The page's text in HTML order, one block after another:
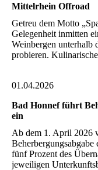
Mittelrhein Offroad
Getreu dem Motto
Gelegenheit inmitten
Weinbergen unterhalb
probieren.
01.04.2026
Bad Honnef führt
ein
Ab dem 1. April 2026
fünf Prozent des
jeweiligen